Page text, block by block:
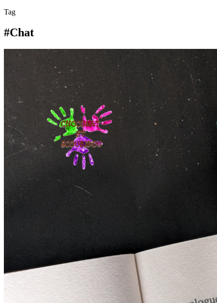
Tag
#Chat